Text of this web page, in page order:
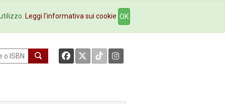
Contatti
Leggi l'informativa sui cookie OK